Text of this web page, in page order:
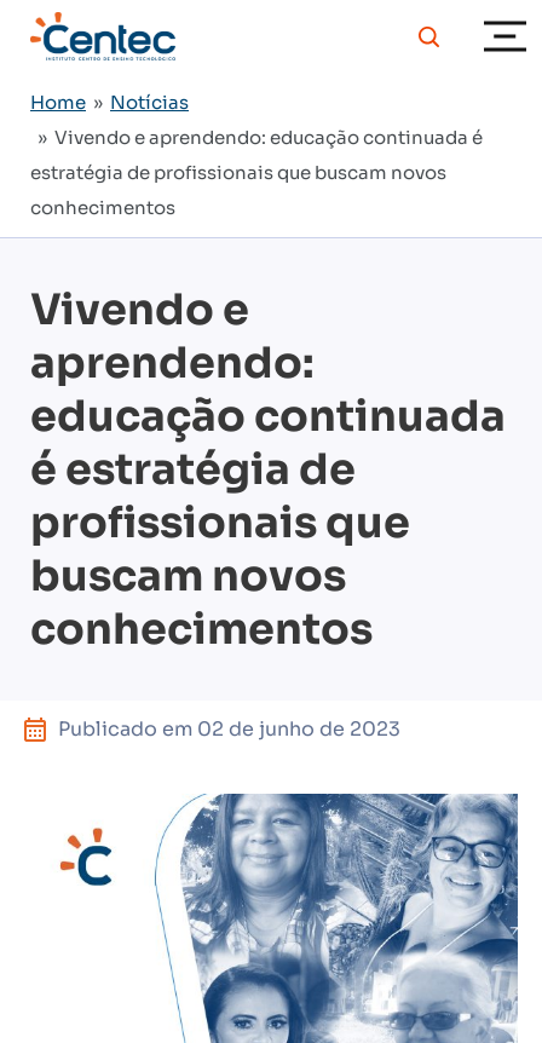
Home » Notícias
» Vivendo e aprendendo: educação continuada é
estratégia de profissionais que buscam novos
conhecimentos
Vivendo e
aprendendo:
educação continuada
é estratégia de
profissionais que
buscam novos
conhecimentos
Publicado em 02 de junho de 2023